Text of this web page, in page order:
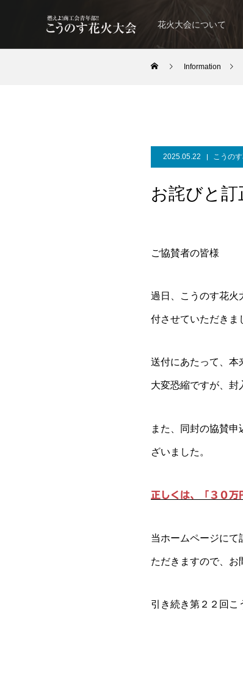
花火大会について
Information
2025.05.22 こうの
お詫びと訂
ご協賛者の皆様
過日、こうのす花火
付させていただきま
送付にあたって、本
大変恐縮ですが、封
また、同封の協賛申
ざいました。
正しくは、「３０万
当ホームページにて
ただきますので、お
引き続き第２２回こ